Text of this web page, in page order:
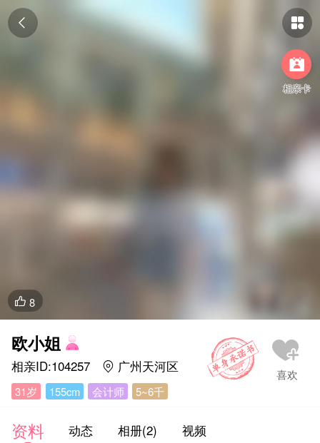
 

相亲卡
 8
欧小姐
相亲ID:104257  广州天河区
31岁 155cm 会计师 5~6千
资料 动态 相册(2) 视频